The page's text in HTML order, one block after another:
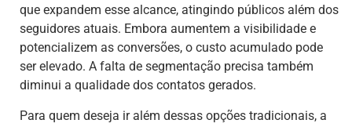
que expandem esse alcance, atingindo públicos além dos
seguidores atuais. Embora aumentem a visibilidade e
potencializem as conversões, o custo acumulado pode
ser elevado. A falta de segmentação precisa também
diminui a qualidade dos contatos gerados.
Para quem deseja ir além dessas opções tradicionais, a